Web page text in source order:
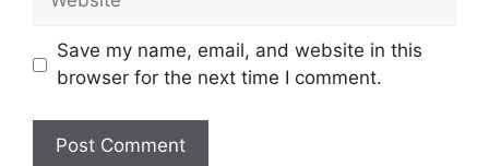
Save my name, email, and website in this
browser for the next time I comment.